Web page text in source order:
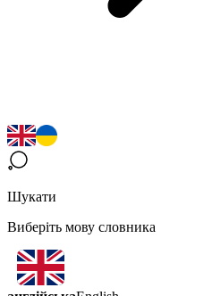
Шукати
Виберіть мову словника